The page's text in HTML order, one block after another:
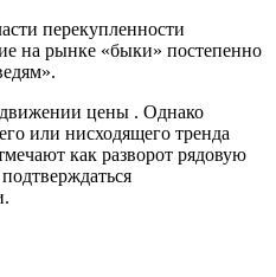
перекупленности
на рынке «быки» постепенно
цены . Однако
или нисходящего тренда
как разворот рядовую